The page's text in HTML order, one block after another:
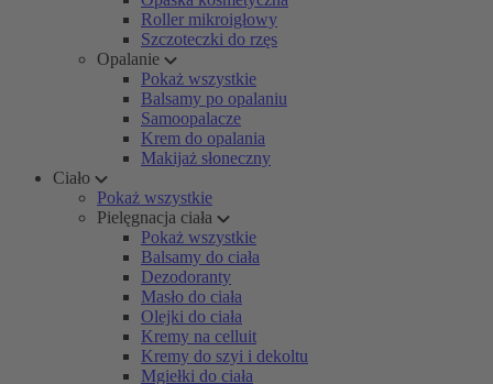
Roller mikroigłowy
Szczoteczki do rzęs
Opalanie
Pokaż wszystkie
Balsamy po opalaniu
Samoopalacze
Krem do opalania
Makijaż słoneczny
Ciało
Pokaż wszystkie
Pielęgnacja ciała
Pokaż wszystkie
Balsamy do ciała
Dezodoranty
Masło do ciała
Olejki do ciała
Kremy na celluit
Kremy do szyi i dekoltu
Mgiełki do ciała